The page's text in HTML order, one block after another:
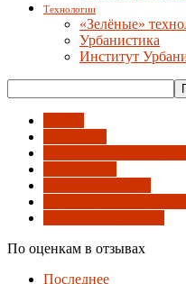
Технологии
«Зелёные»
Урбанистика
Институт
По оценкам в отзывах
Последнее